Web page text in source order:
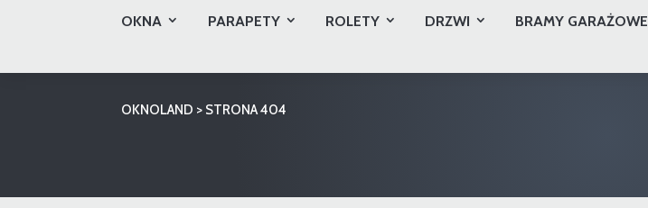
OKNA PARAPETY ROLETY DRZWI BRAMY GARAŻOWE
OKNOLAND > STRONA 404